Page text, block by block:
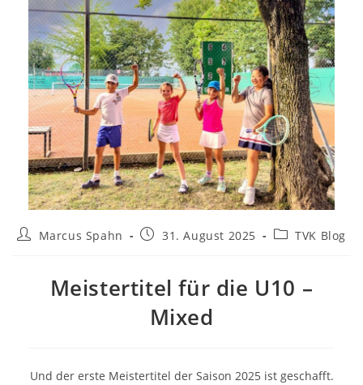
Beitrags-
Marcus Spahn
Beitrag31. August 2025
Beitrags-
TVK Blog
Meistertitel für die U10 –
Mixed
Und der erste Meistertitel der Saison 2025 ist geschafft.